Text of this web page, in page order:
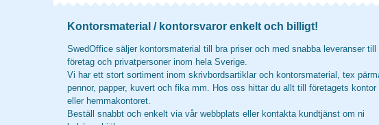
Kontorsmaterial / kontorsvaror enkelt och billigt!
SwedOffice säljer kontorsmaterial till bra priser och med snabba leveranser till
företag och privatpersoner inom hela Sverige.
Vi har ett stort sortiment inom skrivbordsartiklar och kontorsmaterial, tex
pennor, papper, kuvert och fika mm. Hos oss hittar du allt till företagets kontor
eller hemmakontoret.
Beställ snabbt och enkelt via vår webbplats eller kontakta kundtjänst om ni